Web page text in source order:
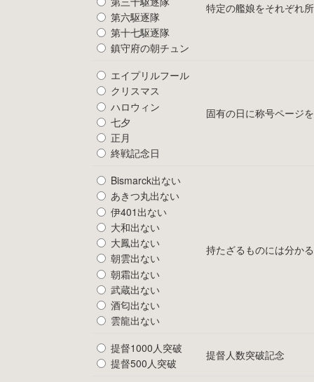
第六駆逐隊
第十七駆逐隊
鎮守府の朝チュン
特定の艦娘をそれぞれ
エイプリルフール
クリスマス
ハロウィン
七夕
正月
終戦記念日
固有の日に称号ページ
Bismarck出ない
あきつ丸出ない
伊401出ない
大和出ない
大鳳出ない
朝雲出ない
朝霜出ない
武蔵出ない
酒匂出ない
雲龍出ない
持たざるものには分かる
提督1000人突破
提督500人突破
提督人数突破記念